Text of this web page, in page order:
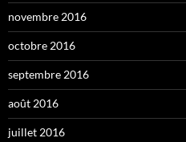
novembre 2016
octobre 2016
septembre 2016
août 2016
juillet 2016